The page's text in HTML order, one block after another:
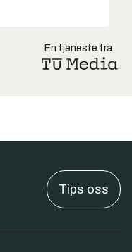
En tjeneste fra
Tips oss